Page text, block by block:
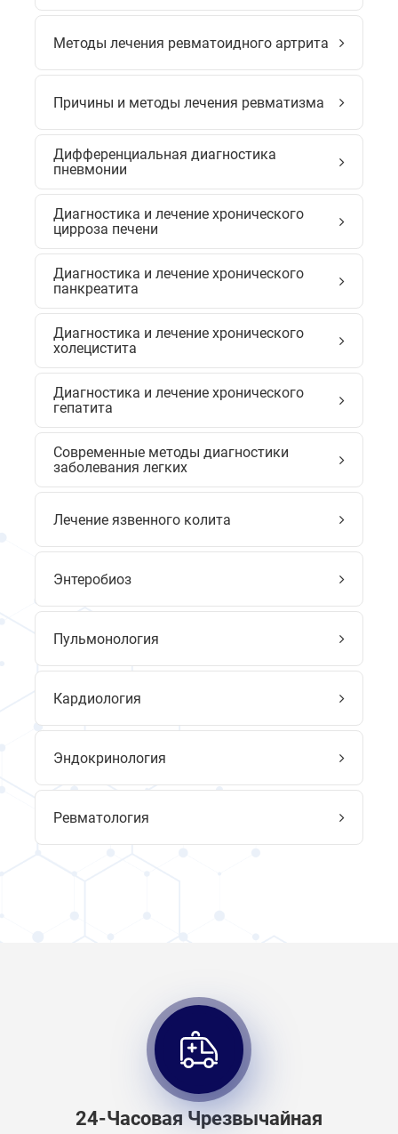
Методы лечения ревматоидного артрита
Причины и методы лечения ревматизма
Дифференциальная диагностика
пневмонии
Диагностика и лечение хронического
цирроза печени
Диагностика и лечение хронического
панкреатита
Диагностика и лечение хронического
холецистита
Диагностика и лечение хронического
гепатита
Современные методы диагностики
заболевания легких
Лечение язвенного колита
Энтеробиоз
Пульмонология
Кардиология
Эндокринология
Ревматология
24-Часовая Чрезвычайная